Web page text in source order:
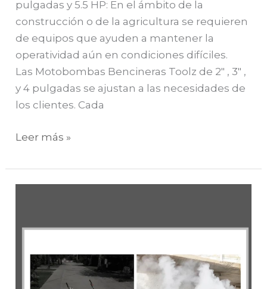
pulgadas y 5.5 HP: En el ámbito de la
construcción o de la agricultura se requieren
de equipos que ayuden a mantener la
operatividad aún en condiciones difíciles.
Las Motobombas Bencineras Toolz de 2″ , 3″ ,
y 4 pulgadas se ajustan a las necesidades de
los clientes. Cada
Leer más »
bencinera
eléctrica:
¿cuál